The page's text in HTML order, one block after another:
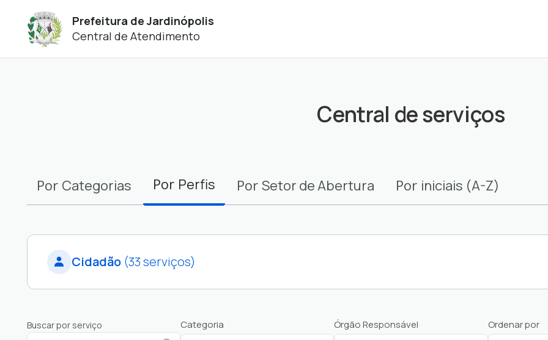
Prefeitura de Jardinópolis
Central de Atendimento
Central de serviços
Por Categorias Por Perfis Por Setor de Abertura Por iniciais (A-Z)
Cidadão (33 serviços)
Empresas
Buscar por serviço Categoria Órgão Responsável Ordenar por